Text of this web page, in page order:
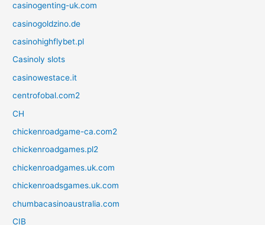
casinogenting-uk.com
casinogoldzino.de
casinohighflybet.pl
Casinoly slots
casinowestace.it
centrofobal.com2
CH
chickenroadgame-ca.com2
chickenroadgames.pl2
chickenroadgames.uk.com
chickenroadsgames.uk.com
chumbacasinoaustralia.com
CIB